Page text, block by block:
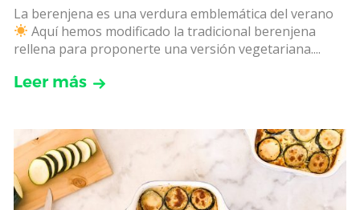
La berenjena es una verdura emblemática del verano
Aquí hemos modificado la tradicional berenjena
rellena para proponerte una versión vegetariana....
Leer más